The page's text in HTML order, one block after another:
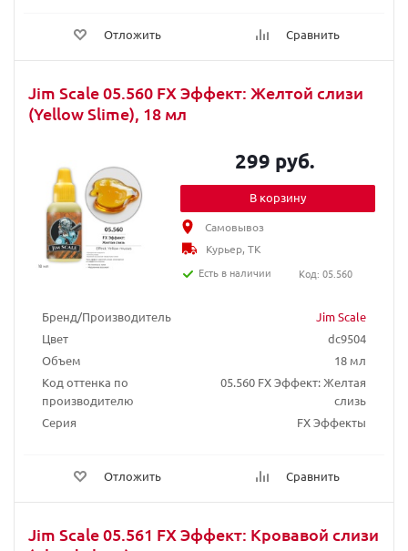
Отложить Сравнить
Jim Scale 05.560 FX Эффект: Желтой слизи
(Yellow Slime), 18 мл
Бренд/Производитель
Jim Scale
Цвет
dc9504
Объем
18 мл
Код оттенка по
производителю
05.560 FX Эффект: Желтая
слизь
Серия
FX Эффекты
Отложить Сравнить
299 руб.
В корзину
Самовывоз
Курьер, ТК
Есть в наличии
Код: 05.560
Jim Scale 05.561 FX Эффект: Кровавой слизи